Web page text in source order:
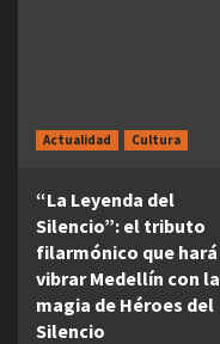
Actualidad Cultura
“La Leyenda del
Silencio”: el tributo
filarmónico que hará
vibrar Medellín con la
magia de Héroes del
Silencio